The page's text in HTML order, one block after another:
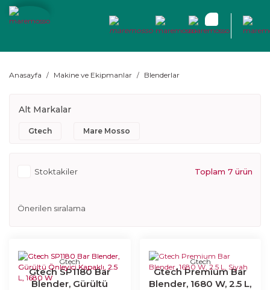
Anasayfa Makine ve Ekipmanlar Blenderlar
Alt Markalar
Gtech Mare Mosso
Stoktakiler Toplam 7 ürün
Gtech
Gtech SP1180 Bar
Blender, Gürültü
Gtech
Gtech Premium Bar
Blender, 1680 W, 2.5 L,